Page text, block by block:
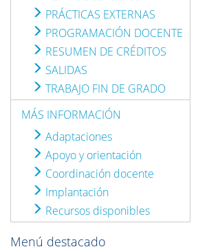
PRÁCTICAS EXTERNAS
PROGRAMACIÓN DOCENTE
RESUMEN DE CRÉDITOS
SALIDAS
TRABAJO FIN DE GRADO
MÁS INFORMACIÓN
Adaptaciones
Apoyo y orientación
Coordinación docente
Implantación
Recursos disponibles
Menú destacado